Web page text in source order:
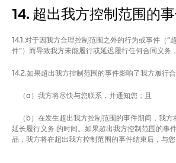
14. 超出我方控制范围的
14.1.对于因我方合理控制范围之外的行为或事件（“
件”）而导致我方未能履行或延迟履行任何合同义务
14.2.如果超出我方控制范围的事件影响了我方履行
（a）我方将尽快与您联系，并通知您；且
（b）在发生超出我方控制范围的事件期间，我方
延长履行义务 的时间。如果超出我方控制范围的事
品，我方将在超出我方控制范围的事件结束后，与您